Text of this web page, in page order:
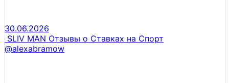
30.06.2026
SLIV MAN Отзывы о Ставках на Спорт
@alexabramow